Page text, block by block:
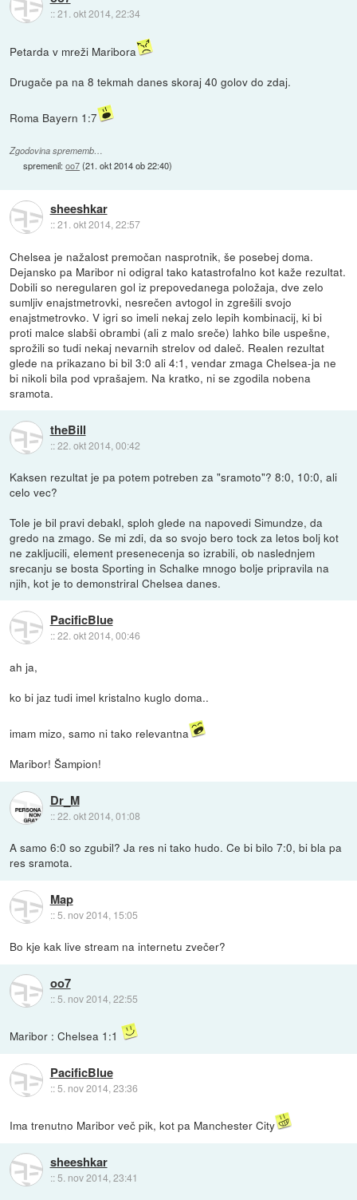
::21. okt 2014, 22:34
Petarda v mreži Maribora
Drugače pa na 8 tekmah danes skoraj 40 golov do zdaj.
Roma Bayern 1:7
Zgodovina sprememb…
spremenil:oo7(21. okt 2014 ob 22:40)
sheeshkar
::21. okt 2014, 22:57
Chelsea je nažalost premočan nasprotnik, še posebej doma.
Dejansko pa Maribor ni odigral tako katastrofalno kot kaže rezultat.
Dobili so neregularen gol iz prepovedanega položaja, dve zelo
sumljiv enajstmetrovki, nesrečen avtogol in zgrešili svojo
enajstmetrovko. V igri so imeli nekaj zelo lepih kombinacij, ki bi
proti malce slabši obrambi (ali z malo sreče) lahko bile uspešne,
sprožili so tudi nekaj nevarnih strelov od daleč. Realen rezultat
glede na prikazano bi bil 3:0 ali 4:1, vendar zmaga Chelsea-ja ne
bi nikoli bila pod vprašajem. Na kratko, ni se zgodila nobena
sramota.
theBill
::22. okt 2014, 00:42
Kaksen rezultat je pa potem potreben za "sramoto"? 8:0, 10:0, ali
celo vec?
Tole je bil pravi debakl, sploh glede na napovedi Simundze, da
gredo na zmago. Se mi zdi, da so svojo bero tock za letos bolj kot
ne zakljucili, element presenecenja so izrabili, ob naslednjem
srecanju se bosta Sporting in Schalke mnogo bolje pripravila na
njih, kot je to demonstriral Chelsea danes.
PacificBlue
::22. okt 2014, 00:46
ah ja,
ko bi jaz tudi imel kristalno kuglo doma..
imam mizo, samo ni tako relevantna
Maribor! Šampion!
Dr_M
::22. okt 2014, 01:08
A samo 6:0 so zgubil? Ja res ni tako hudo. Ce bi bilo 7:0, bi bla pa
res sramota.
Map
::5. nov 2014, 15:05
Bo kje kak live stream na internetu zvečer?
oo7
:: 5. nov 2014, 22:55
Maribor : Chelsea 1:1
PacificBlue
::5. nov 2014, 23:36
Ima trenutno Maribor več pik, kot pa Manchester City
sheeshkar
:: 5. nov 2014, 23:41